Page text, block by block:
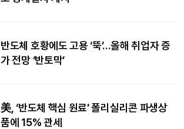
반도체 호황에도 고용 ‘뚝’…올해 취업자 증
가 전망 ‘반토막’
美, ‘반도체 핵심 원료’ 폴리실리콘 파생상
품에 15% 관세